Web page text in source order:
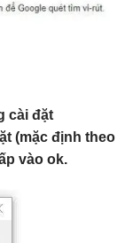
cài đặt
(mặc định theo
vào ok.